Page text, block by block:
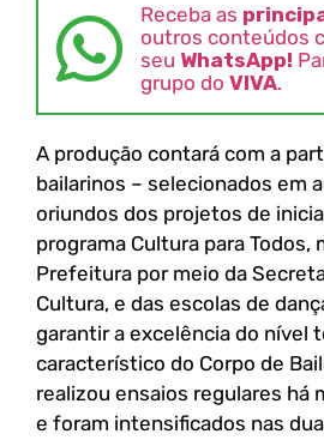
Receba as
outros conteúdos
seu WhatsApp!
grupo do VIVA.
A produção contará com a
bailarinos – selecionados em
oriundos dos projetos de
programa Cultura para Todos,
Prefeitura por meio da
Cultura, e das escolas de
garantir a excelência do nível
característico do Corpo de
realizou ensaios regulares há
e foram intensificados nas